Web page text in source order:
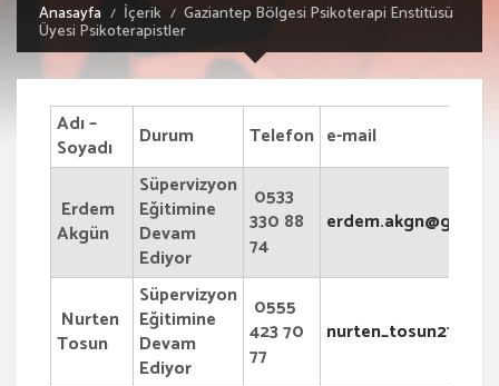
Anasayfa İçerik Gaziantep Bölgesi Psikoterapi Enstitüsü
Üyesi Psikoterapistler
Adı –
Soyadı
Durum Telefon e-mail
Erdem
Akgün
Süpervizyon
Eğitimine
Devam
Ediyor
0533
330 88
74
Nurten
Tosun
Süpervizyon
Eğitimine
Devam
Ediyor
0555
423 70
77